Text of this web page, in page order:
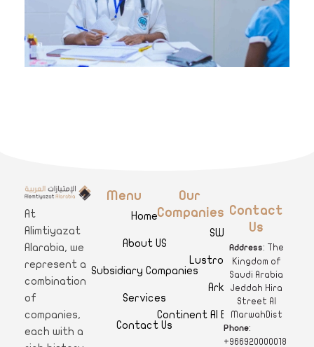
A
limtiyazat Alarabia
At
Alimtiyazat
Alarabia, we
represent a
combination
of
companies,
each with a
Menu
Home
About US
Subsidiary Companies
Services
Contact Us
Our
Companies
SWAR
Lustro Clinics
Arkan
Continent Al Ertiqaa Hotel
Contact
Us
Address: The
Kingdom of
Saudi Arabia
Jeddah Hira
Street Al
MarwahDist
Phone:
+966920000018